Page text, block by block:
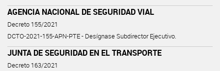
AGENCIA NACIONAL DE SEGURIDAD VIAL
Decreto 155/2021
DCTO-2021-155-APN-PTE - Desígnase Subdirector Ejecutivo.
JUNTA DE SEGURIDAD EN EL TRANSPORTE
Decreto 163/2021